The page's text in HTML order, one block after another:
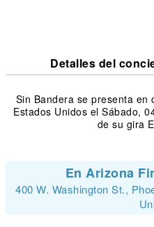
Detalles del
Sin Bandera se presenta en
Estados Unidos el Sábado,
de su gira
En Arizona
400 W. Washington St.,